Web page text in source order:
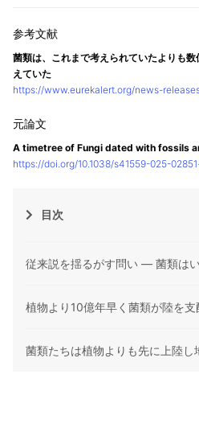
菌類は、これまで考えられていたよりも
えていた
https://www.eurekalert.org/news-
A timetree of Fungi dated with fossils
https://doi.org/10.1038/s41559-025-
目次
従来説を揺るがす問い — 菌類は
植物より10億年早く菌類が陸を支
菌類たちは植物よりも先に上陸し